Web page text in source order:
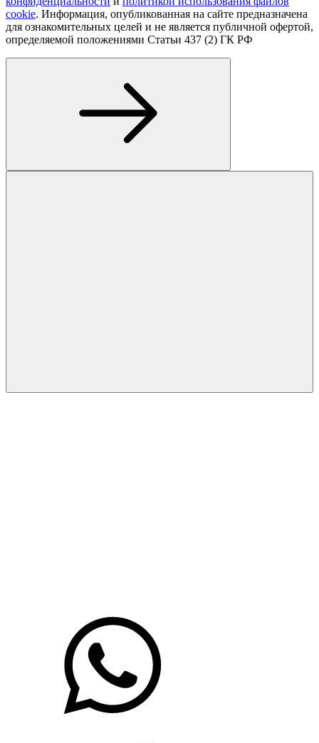
cookie. Информация, опубликованная на сайте предназначена
для ознакомительных целей и не является публичной офертой,
определяемой положениями Статьи 437 (2) ГК РФ